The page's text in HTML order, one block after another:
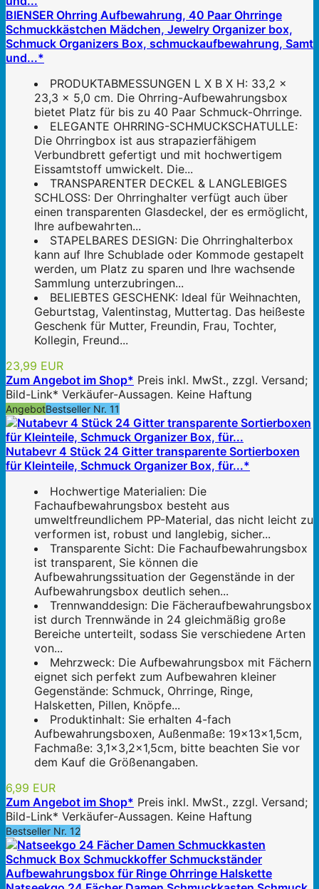
BIENSER Ohrring Aufbewahrung, 40 Paar Ohrringe
Schmuckkästchen Mädchen, Jewelry Organizer box,
Schmuck Organizers Box, schmuckaufbewahrung, Samt
und...*
PRODUKTABMESSUNGEN L X B X H: 33,2 x
23,3 x 5,0 cm. Die Ohrring-Aufbewahrungsbox
bietet Platz für bis zu 40 Paar Schmuck-Ohrringe.
ELEGANTE OHRRING-SCHMUCKSCHATULLE:
Die Ohrringbox ist aus strapazierfähigem
Verbundbrett gefertigt und mit hochwertigem
Eissamtstoff umwickelt. Die...
TRANSPARENTER DECKEL & LANGLEBIGES
SCHLOSS: Der Ohrringhalter verfügt auch über
einen transparenten Glasdeckel, der es ermöglicht,
Ihre aufbewahrten...
STAPELBARES DESIGN: Die Ohrringhalterbox
kann auf Ihre Schublade oder Kommode gestapelt
werden, um Platz zu sparen und Ihre wachsende
Sammlung unterzubringen...
BELIEBTES GESCHENK: Ideal für Weihnachten,
Geburtstag, Valentinstag, Muttertag. Das heißeste
Geschenk für Mutter, Freundin, Frau, Tochter,
Kollegin, Freund...
23,99 EUR
Zum Angebot im Shop* Preis inkl. MwSt., zzgl. Versand;
Bild-Link* Verkäufer-Aussagen. Keine Haftung
AngebotBestseller Nr. 11
Nutabevr 4 Stück 24 Gitter transparente Sortierboxen
für Kleinteile, Schmuck Organizer Box, für...*
Hochwertige Materialien: Die
Fachaufbewahrungsbox besteht aus
umweltfreundlichem PP-Material, das nicht leicht zu
verformen ist, robust und langlebig, sicher...
Transparente Sicht: Die Fachaufbewahrungsbox
ist transparent, Sie können die
Aufbewahrungssituation der Gegenstände in der
Aufbewahrungsbox deutlich sehen...
Trennwanddesign: Die Fächeraufbewahrungsbox
ist durch Trennwände in 24 gleichmäßig große
Bereiche unterteilt, sodass Sie verschiedene Arten
von...
Mehrzweck: Die Aufbewahrungsbox mit Fächern
eignet sich perfekt zum Aufbewahren kleiner
Gegenstände: Schmuck, Ohrringe, Ringe,
Halsketten, Pillen, Knöpfe...
Produktinhalt: Sie erhalten 4-fach
Aufbewahrungsboxen, Außenmaße: 19x13x1,5cm,
Fachmaße: 3,1x3,2x1,5cm, bitte beachten Sie vor
dem Kauf die Größenangaben.
6,99 EUR
Zum Angebot im Shop* Preis inkl. MwSt., zzgl. Versand;
Bild-Link* Verkäufer-Aussagen. Keine Haftung
Bestseller Nr. 12